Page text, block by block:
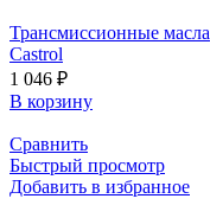
Трансмиссионные масла
Castrol
1 046 ₽
В корзину
Сравнить
Быстрый просмотр
Добавить в избранное